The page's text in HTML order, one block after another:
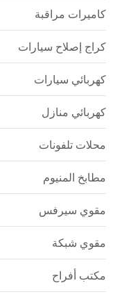
كاميرات مراقبة
كراج إصلاح سيارات
كهربائي سيارات
كهربائي منازل
محلات تلفونات
مطابخ المنيوم
مقوي سيرفس
مقوي شبكة
مكتب أفراح